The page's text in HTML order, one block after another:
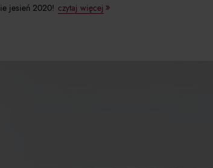
jesień 2020! czytaj więcej